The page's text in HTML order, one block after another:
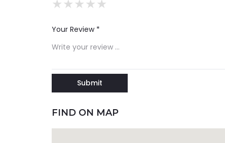
★
★★
★★★
★★★★
★★★★★
Your Review *
FIND ON MAP